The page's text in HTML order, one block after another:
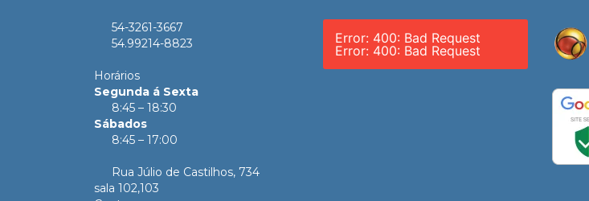
54-3261-3667
54.99214-8823
Horários
Segunda á Sexta
8:45 – 18:30
Sábados
8:45 – 17:00
Rua Júlio de Castilhos, 734
sala 102,103
Error: 400: Bad Request
Error: 400: Bad Request